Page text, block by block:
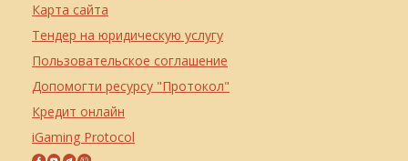
Карта сайта
Тендер на юридическую услугу
Пользовательское соглашение
Допомогти ресурсу "Протокол"
Кредит онлайн
iGaming Protocol